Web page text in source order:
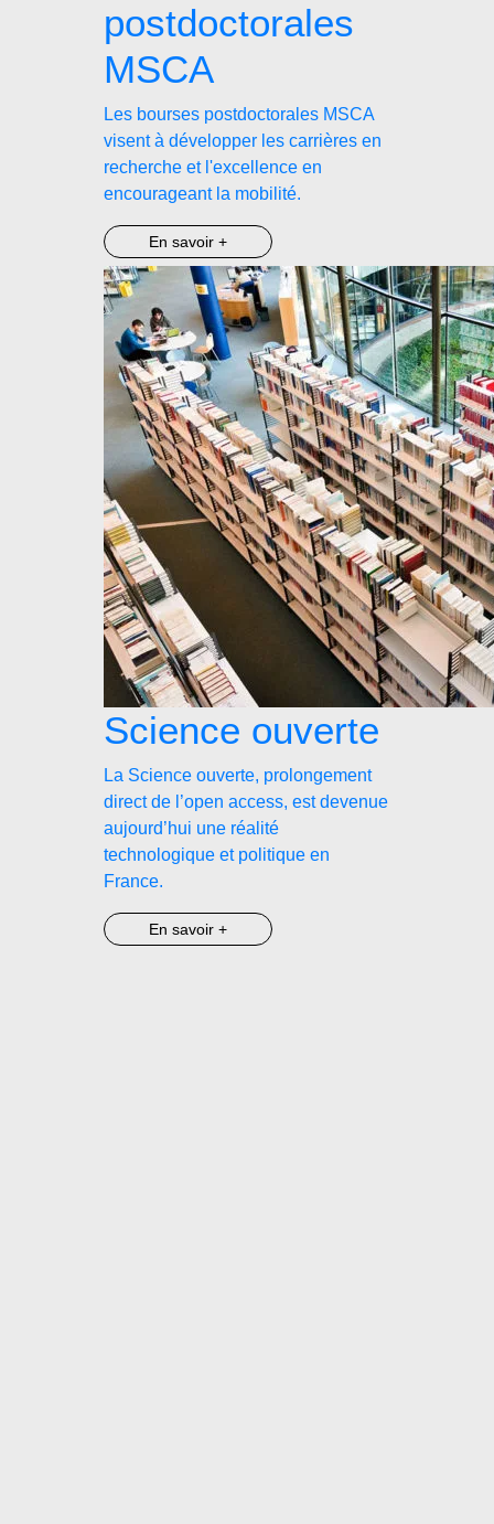
postdoctorales
MSCA
Les bourses postdoctorales MSCA
visent à développer les carrières en
recherche et l'excellence en
encourageant la mobilité.
En savoir +
Science ouverte
La Science ouverte, prolongement
direct de l’open access, est devenue
aujourd’hui une réalité
technologique et politique en
France.
En savoir +